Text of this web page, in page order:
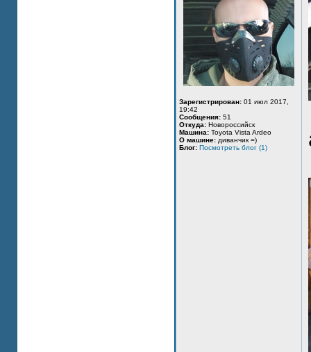
Зарегистрирован: 01 июл 2017,
19:42
Сообщения: 51
Откуда: Новороссийск
Машина: Toyota Vista Ardeo
О машине: диванчик =)
Блог: Посмотреть блог (1)